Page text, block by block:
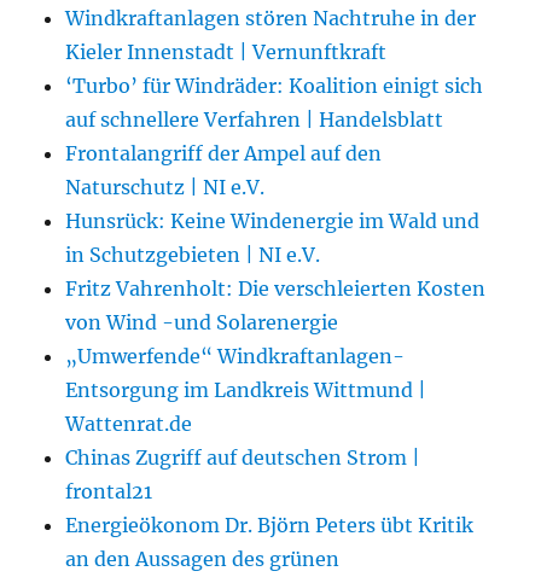
Windkraftanlagen stören Nachtruhe in der
Kieler Innenstadt | Vernunftkraft
‘Turbo’ für Windräder: Koalition einigt sich
auf schnellere Verfahren | Handelsblatt
Frontalangriff der Ampel auf den
Naturschutz | NI e.V.
Hunsrück: Keine Windenergie im Wald und
in Schutzgebieten | NI e.V.
Fritz Vahrenholt: Die verschleierten Kosten
von Wind -und Solarenergie
„Umwerfende“ Windkraftanlagen-
Entsorgung im Landkreis Wittmund |
Wattenrat.de
Chinas Zugriff auf deutschen Strom |
frontal21
Energieökonom Dr. Björn Peters übt Kritik
an den Aussagen des grünen